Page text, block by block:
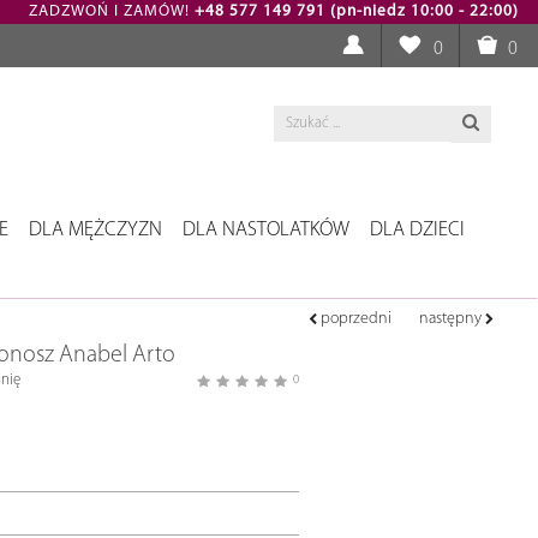
ZADZWOŃ I ZAMÓW! +48 577 149 791 (pn-niedz 10:00 - 22:00)
0 0
DLA MĘŻCZYZN DLA NASTOLATKÓW DLA DZIECI
poprzedni następny
Anabel Arto
0